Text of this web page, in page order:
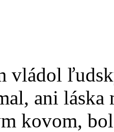
vládol
ani
kovom,